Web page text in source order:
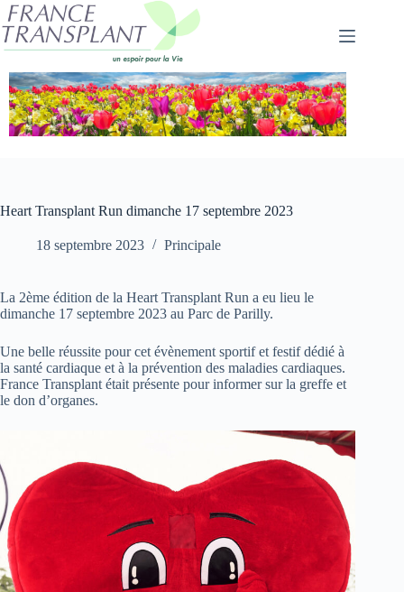
Passer
au
contenu
Heart Transplant Run dimanche 17 septembre 2023
18 septembre 2023 Principale
La 2ème édition de la Heart Transplant Run a eu lieu le
dimanche 17 septembre 2023 au Parc de Parilly.
Une belle réussite pour cet évènement sportif et festif dédié à
la santé cardiaque et à la prévention des maladies cardiaques.
France Transplant était présente pour informer sur la greffe et
le don d’organes.